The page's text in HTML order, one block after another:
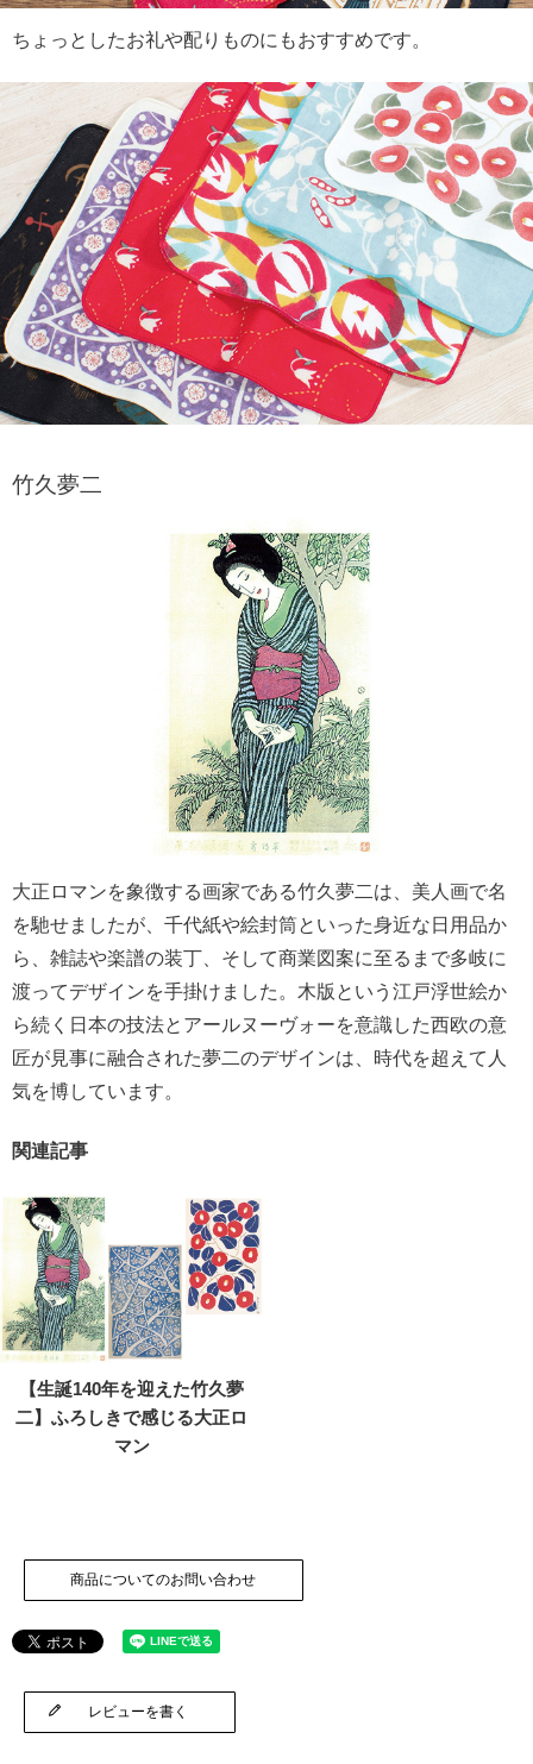
ちょっとしたお礼や配りものにもおすすめです。
竹久夢二
大正ロマンを象徴する画家である竹久夢二は、美人画で名
を馳せましたが、千代紙や絵封筒といった身近な日用品か
ら、雑誌や楽譜の装丁、そして商業図案に至るまで多岐に
渡ってデザインを手掛けました。木版という江戸浮世絵か
ら続く日本の技法とアールヌーヴォーを意識した西欧の意
匠が見事に融合された夢二のデザインは、時代を超えて人
気を博しています。
関連記事
【生誕140年を迎えた竹久夢
二】ふろしきで感じる大正ロ
マン
商品についてのお問い合わせ
レビューを書く